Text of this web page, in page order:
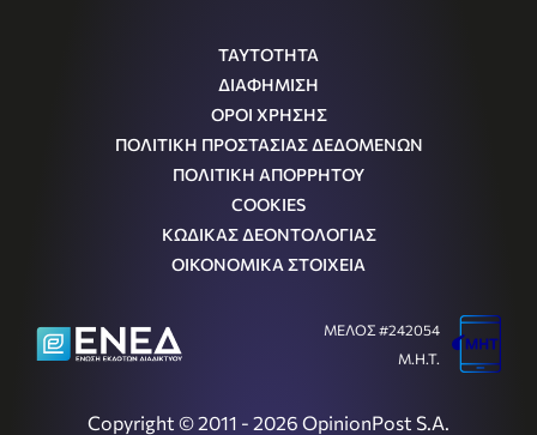
ΤΑΥΤΟΤΗΤΑ
ΔΙΑΦΗΜΙΣΗ
ΟΡΟΙ ΧΡΗΣΗΣ
ΠΟΛΙΤΙΚΗ ΠΡΟΣΤΑΣΙΑΣ ΔΕΔΟΜΕΝΩΝ
ΠΟΛΙΤΙΚΗ ΑΠΟΡΡΗΤΟΥ
COOKIES
ΚΩΔΙΚΑΣ ΔΕΟΝΤΟΛΟΓΙΑΣ
ΟΙΚΟΝΟΜΙΚΑ ΣΤΟΙΧΕΙΑ
Copyright © 2011 - 2026 OpinionPost S.A.
ΜΕΛΟΣ #242054
Μ.Η.Τ.